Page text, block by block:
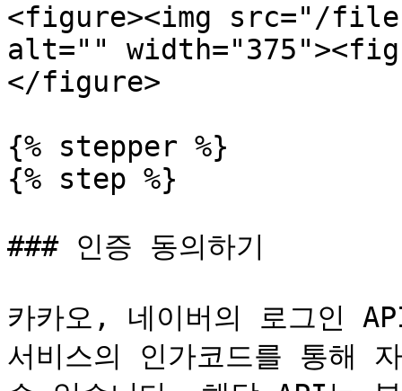
<figure><img src="/files/
alt=""
</figure>
{% stepper %}
{% step %}
### 인증 동의하기
카카오, 네이버의 로그인
서비스의 인가코드를 통해